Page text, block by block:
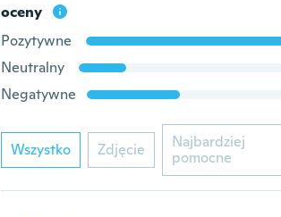
oceny
Pozytywne
Neutralny
Negatywne
Wszystko Zdjęcie
Najbardziej
pomocne